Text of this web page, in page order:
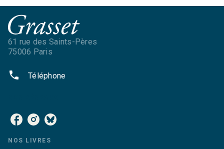
61 rue des Saints-Pères
75006 Paris
phone Téléphone
NOS LIVRES